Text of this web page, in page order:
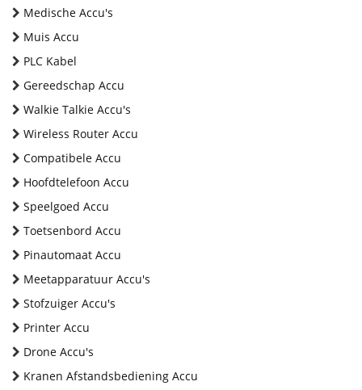
Medische Accu's
Muis Accu
PLC Kabel
Gereedschap Accu
Walkie Talkie Accu's
Wireless Router Accu
Compatibele Accu
Hoofdtelefoon Accu
Speelgoed Accu
Toetsenbord Accu
Pinautomaat Accu
Meetapparatuur Accu's
Stofzuiger Accu's
Printer Accu
Drone Accu's
Kranen Afstandsbediening Accu